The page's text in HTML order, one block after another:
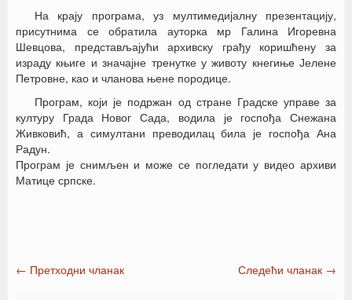
На крају програма, уз мултимедијалну презентацију,
присутнима се обратила ауторка мр Галина Игоревна
Шевцова, представљајући архивску грађу коришћену за
израду књиге и значајне тренутке у животу кнегиње Јелене
Петровне, као и чланова њене породице.
Програм, који је подржан од стране Градске управе за
културу Града Новог Сада, водила је госпођа Снежана
Живковић, а симултани преводилац била је госпођа Ана
Радун.
Програм је снимљен и може се погледати у видео архиви
Матице српске.
Post navigation
Следећи чланак →
← Претходни чланак